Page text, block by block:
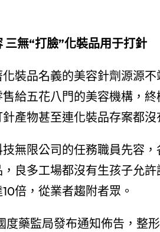
三無“打臉”化裝品用于打針
裝品名義的美容針劑源源
給五花八門的美容機構，
產物甚至連化裝品存案都沒
無限公司的任務職員先容
良多工場都沒有生孩子允
倍，從業者趨附者眾。
度藥監局發布通知佈告，整